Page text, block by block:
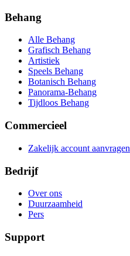
Behang
Alle Behang
Grafisch Behang
Artistiek
Speels Behang
Botanisch Behang
Panorama-Behang
Tijdloos Behang
Commercieel
Zakelijk account aanvragen
Bedrijf
Over ons
Duurzaamheid
Pers
Support